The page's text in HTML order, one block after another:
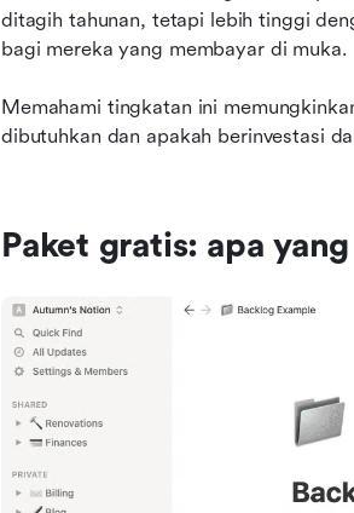
ditagih tahunan, tetapi lebih tinggi
bagi mereka yang membayar di muka.
Memahami tingkatan ini
dibutuhkan dan apakah berinvestasi
Paket gratis: apa